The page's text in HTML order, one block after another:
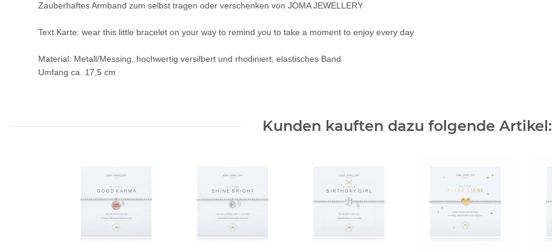
Zauberhaftes Armband zum selbst tragen oder verschenken von JOMA JEWELLERY
Text Karte: wear this little bracelet on your way to remind you to take a moment to enjoy every day
Material: Metall/Messing, hochwertig versilbert und rhodiniert, elastisches Band
Umfang ca. 17,5 cm
Kunden kauften dazu folgende Artikel: